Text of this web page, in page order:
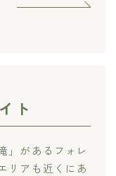
ト
」があるフォレ
リアも近くにあ